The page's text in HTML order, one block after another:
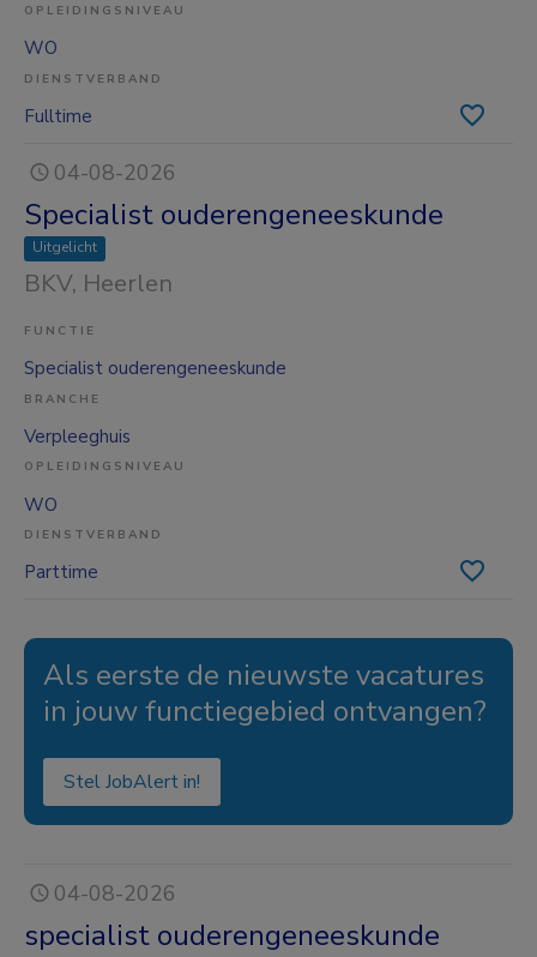
OPLEIDINGSNIVEAU
WO
DIENSTVERBAND
Fulltime
04-08-2026
Specialist ouderengeneeskunde
Uitgelicht
BKV, Heerlen
FUNCTIE
Specialist ouderengeneeskunde
BRANCHE
Verpleeghuis
OPLEIDINGSNIVEAU
WO
DIENSTVERBAND
Parttime
Als eerste de nieuwste vacatures
in jouw functiegebied ontvangen?
Stel JobAlert in!
04-08-2026
specialist ouderengeneeskunde